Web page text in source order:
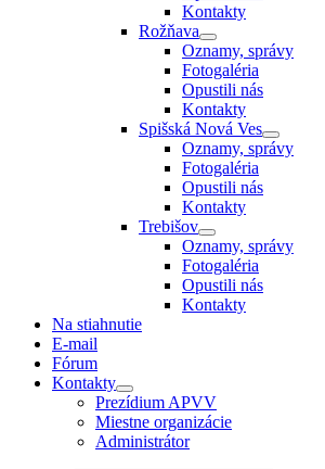
Kontakty
Rožňava
Oznamy, správy
Fotogaléria
Opustili nás
Kontakty
Spišská Nová Ves
Oznamy, správy
Fotogaléria
Opustili nás
Kontakty
Trebišov
Oznamy, správy
Fotogaléria
Opustili nás
Kontakty
Na stiahnutie
E-mail
Fórum
Kontakty
Prezídium APVV
Miestne organizácie
Administrátor